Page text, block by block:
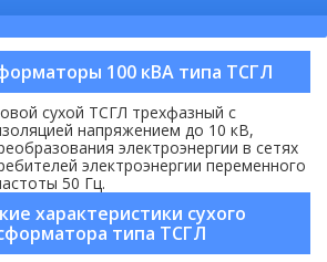
100 кВА типа ТСГЛ
сухой ТСГЛ трехфазный с
напряжением до 10 кВ,
электроэнергии в сетях
электроэнергии переменного
50 Гц.
характеристики сухого
типа ТСГЛ